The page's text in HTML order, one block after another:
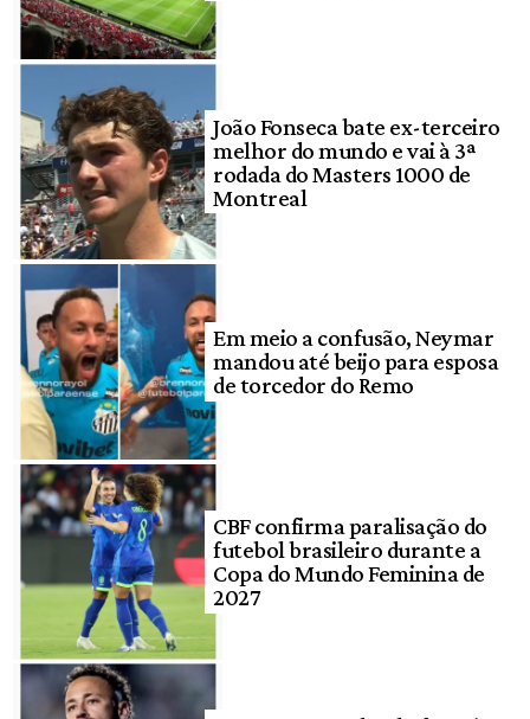
João Fonseca bate ex-terceiro
melhor do mundo e vai à 3ª
rodada do Masters 1000 de
Montreal
Em meio a confusão, Neymar
mandou até beijo para esposa
de torcedor do Remo
CBF confirma paralisação do
futebol brasileiro durante a
Copa do Mundo Feminina de
2027